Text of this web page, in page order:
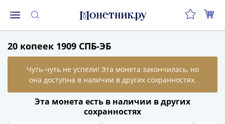
Монеты
Российской
Федерации
Регулярные
выпуски
20 копеек 1909 СПБ-ЭБ
Эта монета есть в наличии в других
сохранностях